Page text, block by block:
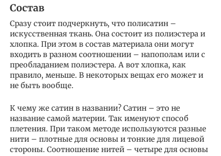
Состав
Сразу стоит подчеркнуть, что полисатин –
искусственная ткань. Она состоит из полиэстера и
хлопка. При этом в состав материала они могут
входить в разном соотношении – напополам или с
преобладанием полиэстера. А вот хлопка, как
правило, меньше. В некоторых вещах его может и
не быть вообще.
К чему же сатин в названии? Сатин – это не
название самой материи. Так именуют способ
плетения. При таком методе используются разные
нити – плотные для основы и тонкие для лицевой
стороны. Соотношение нитей – четыре для основы